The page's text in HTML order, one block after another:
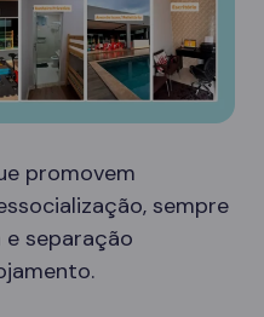
promovem
sempre
separação